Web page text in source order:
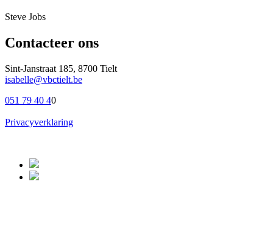
Steve Jobs
Contacteer ons
Sint-Janstraat 185, 8700 Tielt
isabelle@vbctielt.be
051 79 40 40
Privacyverklaring